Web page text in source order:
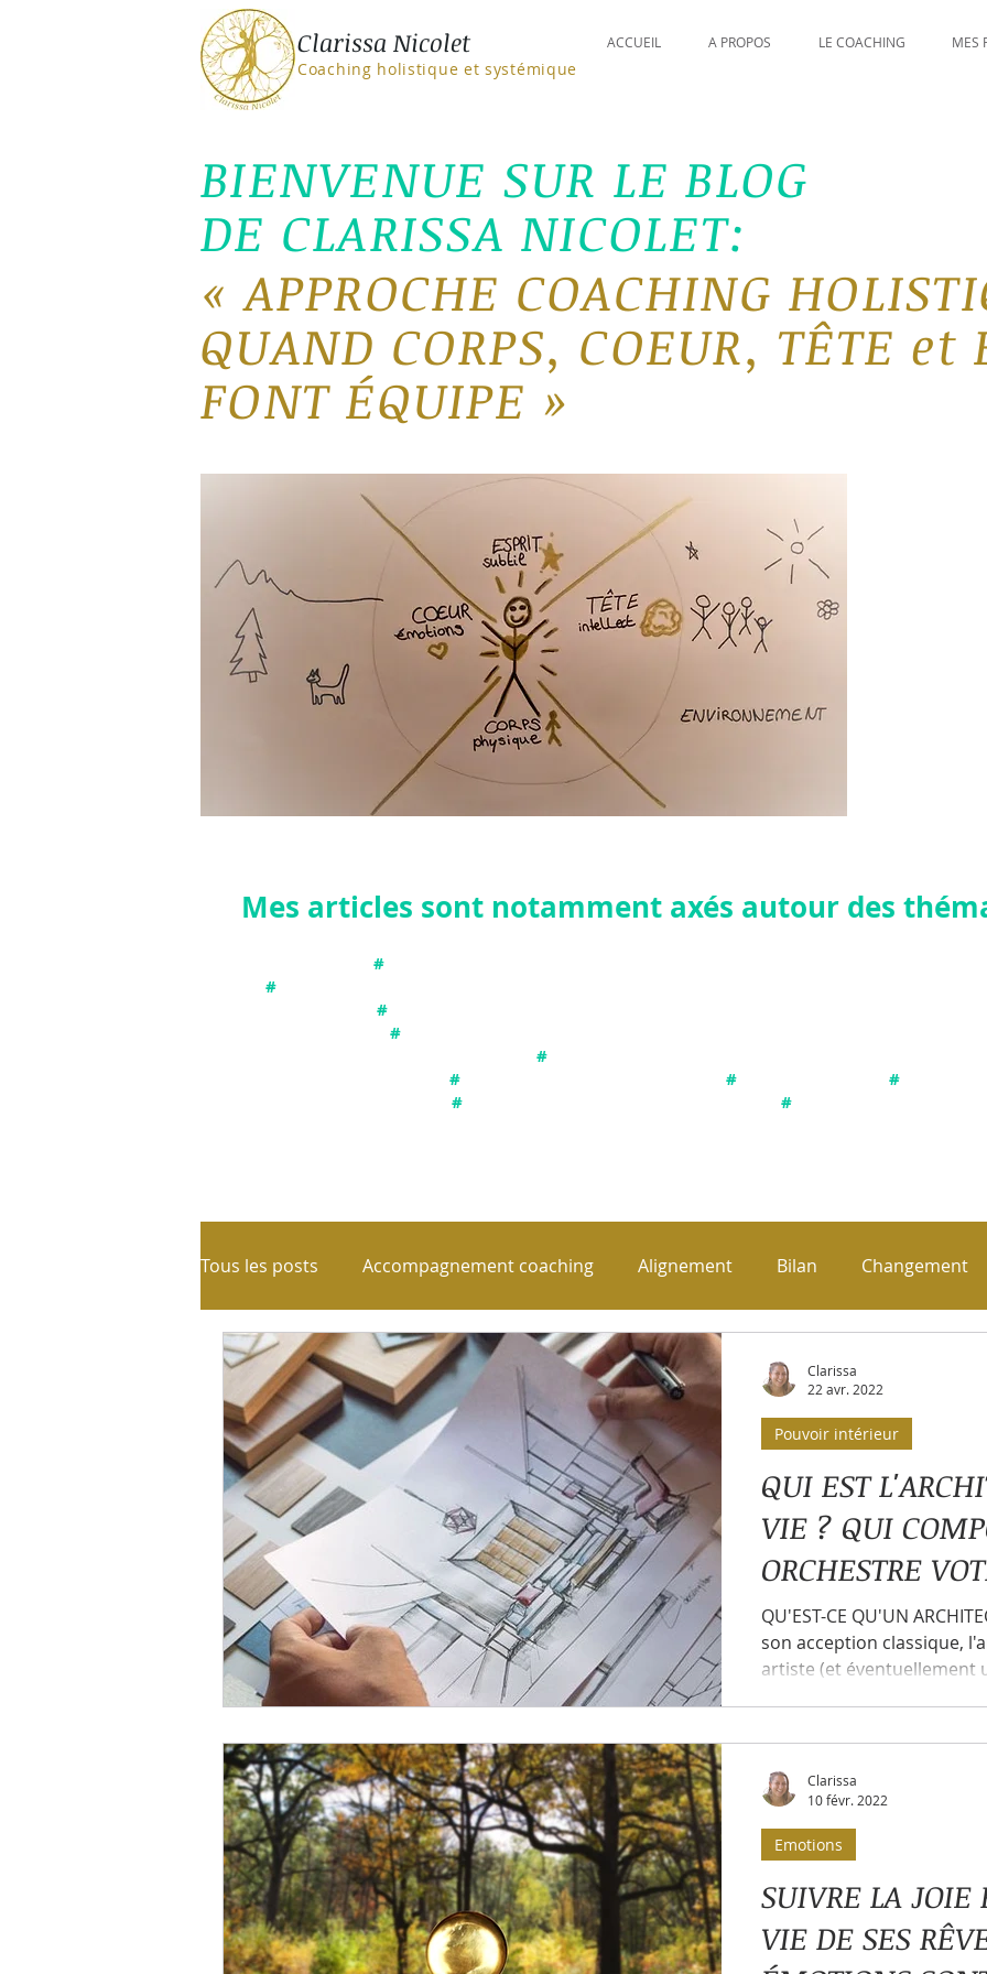
Clarissa Nicolet
Coaching holistique et systémique
ACCUEIL A PROPOS LE COACHING MES
BIENVENUE SUR LE BLOG
DE CLARISSA NICOLET:
«APPROCHE COACHING HOLIS
QUAND CORPS, COEUR, TÊTE et
FONT ÉQUIPE »
Mes articles sont notamment axés autour des
#Connecter avec nos différentes dimensions : physique, émotionnelle,
#
#Utiliser le système pour une compréhension et transformation de soi et sa
#
#Définir une intention / sa vision / ses objectifs réels
#Accueil et gestion des émotions #Ecoute du corps #Corps-
# #
Tous les posts Accompagnement coaching Alignement Bilan Changement
Emotions Equilibre de vie Facteurs de stress
Les parts de soi Libération Mécanismes de défense / protection Offres
Organiser et diriger sa vie Parasites Pouvoir intérieur Polarités intérieurs
Prendre sa vie en main Qu'est-ce que le coaching ? Ressentis Schémas de
Structure et cadre Vision | Direction Organisation vivante Organisation
Entreprises vivantes Ecosystème de vie et d'entreprise Analyse transactionnelle
QUI EST
VIE ? QUI
ORCHESTRE
PLAISANT ?
QU'EST-CE QU'UN
son acception classique,
artiste (et éventuellement
Pouvoir intérieur
Clarissa
22 avr. 2022
SUIVRE LA JOIE
VIE DE SES
Emotions
Clarissa
10 févr. 2022